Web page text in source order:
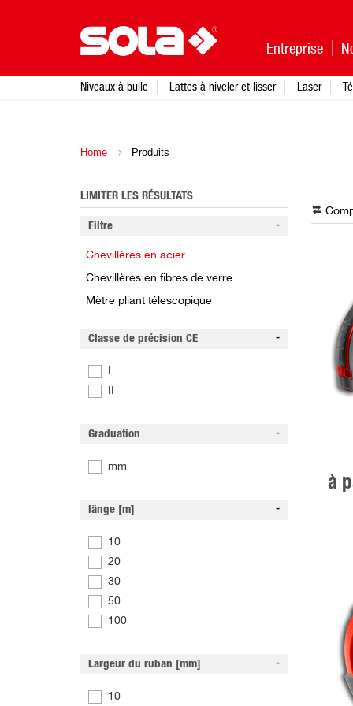
Home Produits
LIMITER LES RÉSULTATS
Filtre
Chevillères en acier
Chevillères en fibres de verre
Mètre pliant télescopique
Classe de précision CE
Graduation
mm
länge [m]
10
20
30
50
100
Largeur du ruban [mm]
10
à
Entreprise
Niveaux à bulle Lattes à niveler et lisser Laser